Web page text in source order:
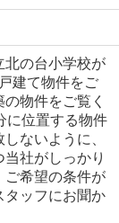
北の台小学校が
建て物件をご
物件をご覧く
に位置する物件
ないように、
社がしっかり
ご希望の条件が
タッフにお聞か